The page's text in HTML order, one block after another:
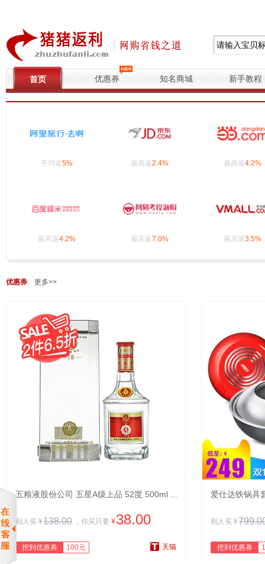
首页 优惠券 知名商城 新手教程
平均返5% 最高返2.4% 最高返4.2%
最高返4.2% 最高返7.0% 最高返3.5%
优惠券 更多>>
五粮液股份公司 五星A级上品 52度 500ml 浓香型白酒
别人买 ¥138.00 ，你买只要 ¥38.00
挖到优惠券 100元 天猫
别人买 ¥
挖到优惠券